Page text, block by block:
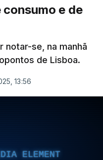
e de
notar-se, na manhã
de Lisboa.
13:56
ELEMENT